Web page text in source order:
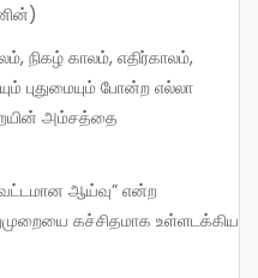
புதுமையும் போன்ற எல்லா
அம்சத்தை
கச்சிதமாக உள்ளடக்கிய